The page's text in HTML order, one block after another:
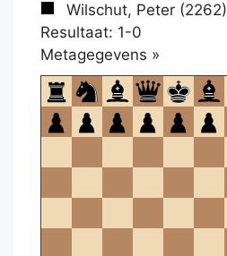
Wilschut, Peter (2262)
Resultaat: 1-0
Metagegevens »
om
te
openen.